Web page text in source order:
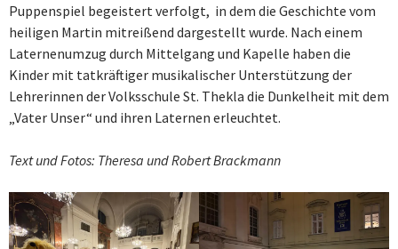
Puppenspiel begeistert verfolgt, in dem die Geschichte vom
heiligen Martin mitreißend dargestellt wurde. Nach einem
Laternenumzug durch Mittelgang und Kapelle haben die
Kinder mit tatkräftiger musikalischer Unterstützung der
Lehrerinnen der Volksschule St. Thekla die Dunkelheit mit dem
„Vater Unser“ und ihren Laternen erleuchtet.
Text und Fotos: Theresa und Robert Brackmann